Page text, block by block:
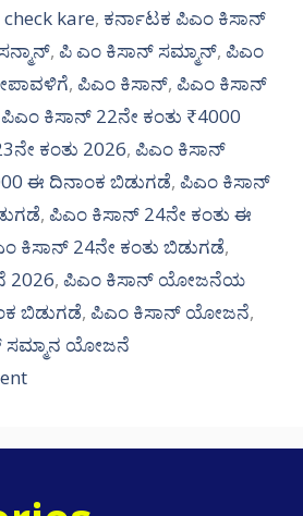
kare, ಕರ್ನಾಟಕ ಪಿಎಂ ಕಿಸಾನ್
, ಪಿ ಎಂ ಕಿಸಾನ್ ಸಮ್ಮಾನ್, ಪಿಎಂ
, ಪಿಎಂ ಕಿಸಾನ್, ಪಿಎಂ ಕಿಸಾನ್
ಪಿಎಂ ಕಿಸಾನ್ 22ನೇ ಕಂತು ₹4000
ಕಂತು 2026, ಪಿಎಂ ಕಿಸಾನ್
ಈ ದಿನಾಂಕ ಬಿಡುಗಡೆ, ಪಿಎಂ ಕಿಸಾನ್
, ಪಿಎಂ ಕಿಸಾನ್ 24ನೇ ಕಂತು ಈ
ಕಿಸಾನ್ 24ನೇ ಕಂತು ಬಿಡುಗಡೆ,
2026, ಪಿಎಂ ಕಿಸಾನ್ ಯೋಜನೆಯ
ಬಿಡುಗಡೆ, ಪಿಎಂ ಕಿಸಾನ್ ಯೋಜನೆ,
ಸಮ್ಮಾನ ಯೋಜನೆ